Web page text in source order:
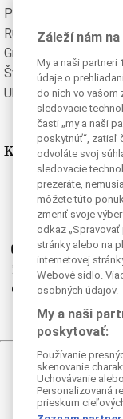
Poľská
Rumunská
Grécka
Švédska
Ukrajinská
Kde nás nájdete
Facebook
Instagram
Ganjing
Youtube
Twitter
Telegram
RSS
©
Všetky práva
Záleží nám
My a naši partneri
údaje o
do nich vo vašom
sledovacie
časti „my a naši
poskytnúť“, zatiaľ
odvoláte svoj
sledovacie
prezeráte,
môžete túto
zmeniť svoje
odkaz
stránky alebo na
internetovej
Webové sídlo.
osobných údajov.
My a naši
poskytovať:
Používanie
skenovanie
Uchovávanie
Personalizovaná
prieskum